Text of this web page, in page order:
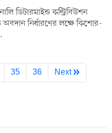
ডিটারমাইন্ড কন্ট্রিবিউশন
অবদান নির্ধারণের লক্ষে কিশোর-
35 36 Next »